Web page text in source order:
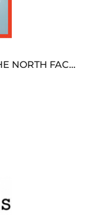
ノースフェイス 偽物 ダウン人気【THE NORTH FACE】M'S 7 SUMMIT HIM...